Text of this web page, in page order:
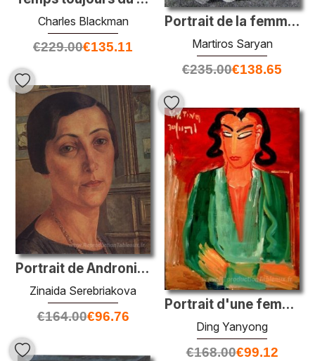
Charles Blackman
€229.00€135.11
Portrait de la femme de l'artiste
Martiros Saryan
€235.00€138.65
Portrait de Andronikova-Halpern
Zinaida Serebriakova
€164.00€96.76
Portrait d'une femme
Ding Yanyong
€168.00€99.12